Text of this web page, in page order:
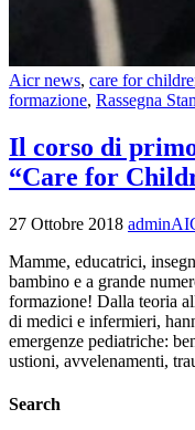
Aicr news, care for
formazione, Rassegna
Il corso di
“Care for
27 Ottobre 2018
Mamme, educatrici,
bambino e a grande
formazione! Dalla teoria
di medici e infermieri,
emergenze pediatriche:
ustioni, avvelenamenti,
Search